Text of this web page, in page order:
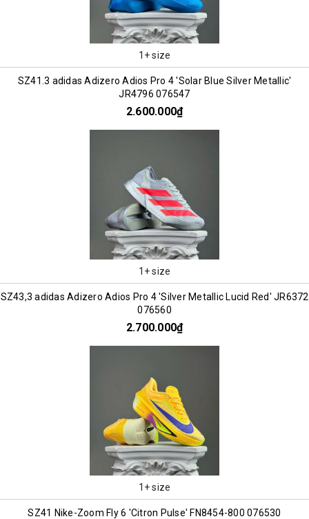
1+ size
SZ41.3 adidas Adizero Adios Pro 4 'Solar Blue Silver Metallic'
JR4796 076547
2.600.000₫
1+ size
SZ43,3 adidas Adizero Adios Pro 4 'Silver Metallic Lucid Red' JR6372
076560
2.700.000₫
1+ size
SZ41 Nike-Zoom Fly 6 'Citron Pulse' FN8454-800 076530